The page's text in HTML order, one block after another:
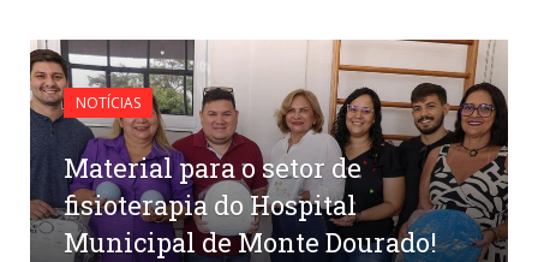
NOTÍCIAS
Material para o setor de
fisioterapia do Hospital
Municipal de Monte Dourado!